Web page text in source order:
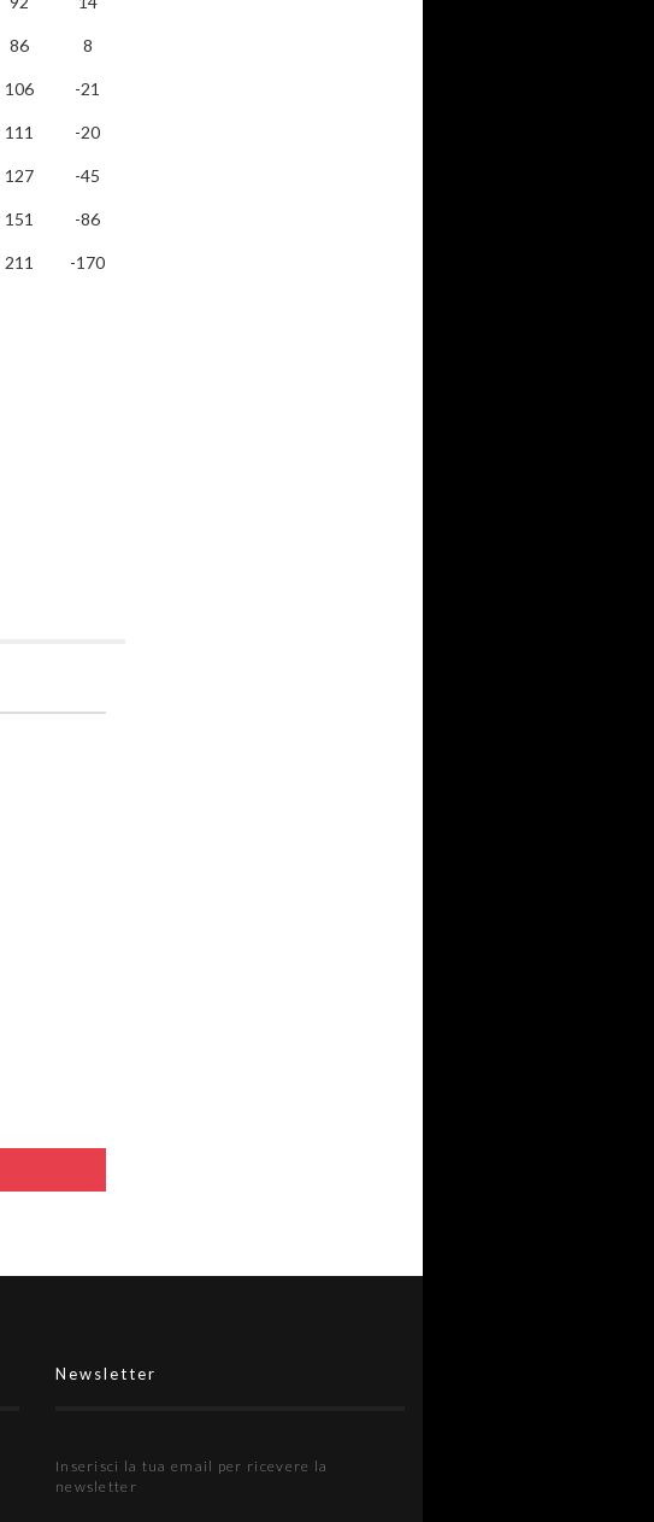
86 8
106 -21
111 -20
127 -45
151 -86
211 -170
Newsletter
Inserisci la tua email per ricevere la
newsletter